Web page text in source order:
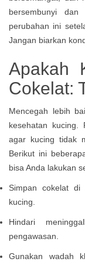
bersembunyi
perubahan ini
Jangan biarkan
Apakah
Cokelat:
Mencegah lebih
kesehatan kucing.
agar kucing tidak
Berikut ini
bisa Anda lakukan
Simpan cokelat
kucing.
Hindari
pengawasan.
Gunakan wadah